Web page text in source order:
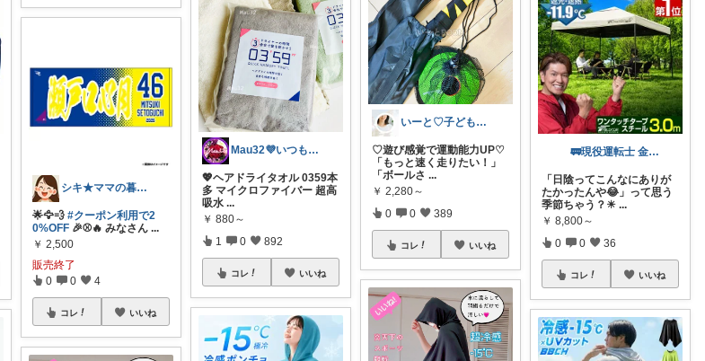
シキ★ママの暮らし、キッズ
🌟🦅💨#クーポン利用で2
0%OFF 🎉⚾️🔥 みなさん ...
￥ 2,500
販売終了
0 0 4
コレ いいね
Mau32💜いつも有難うございます😊
💖ヘアドライタオル 0359本
多 マイクロファイバー 超高
吸水 ...
￥ 880～
1 0 892
コレ いいね
いーと♡子ども日用品/スイーツギフト/猫
♡遊び感覚で運動能力UP♡
「もっと速く走りたい！」
「ボールさ ...
￥ 2,280～
0 0 389
コレ いいね
🚃現役運転士 金魚🐠
「日陰ってこんなにありが
たかったんや😂」って思う
季節ちゃう？☀ ...
￥ 8,800～
0 0 36
コレ いいね